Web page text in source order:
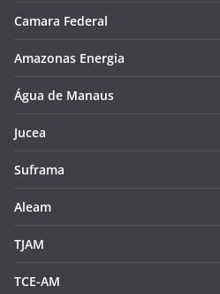
Camara Federal
Amazonas Energia
Água de Manaus
Jucea
Suframa
Aleam
TJAM
TCE-AM